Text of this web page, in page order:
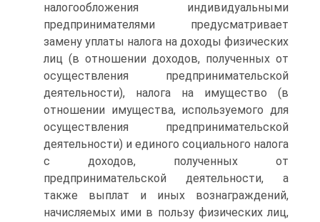
налогообложения индивидуальными
предпринимателями предусматривает
замену уплаты налога на доходы физических
лиц (в отношении доходов, полученных от
осуществления предпринимательской
деятельности), налога на имущество (в
отношении имущества, используемого для
осуществления предпринимательской
деятельности) и единого социального налога
с доходов, полученных от
предпринимательской деятельности, а
также выплат и иных вознаграждений,
начисляемых ими в пользу физических лиц,